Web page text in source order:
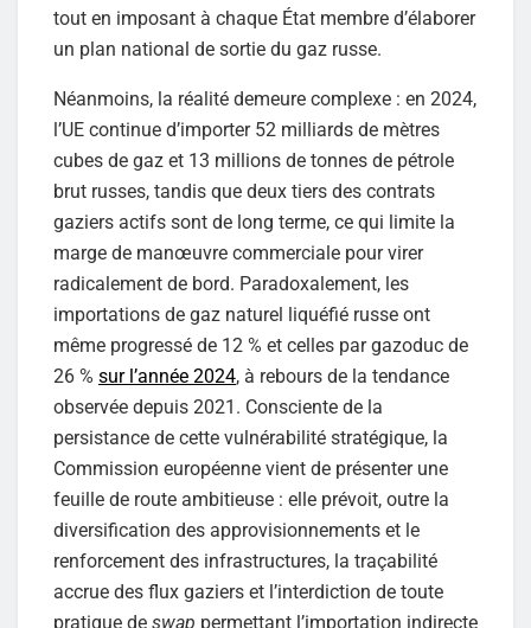
tout en imposant à chaque État membre d’élaborer
un plan national de sortie du gaz russe.
Néanmoins, la réalité demeure complexe : en 2024,
l’UE continue d’importer 52 milliards de mètres
cubes de gaz et 13 millions de tonnes de pétrole
brut russes, tandis que deux tiers des contrats
gaziers actifs sont de long terme, ce qui limite la
marge de manœuvre commerciale pour virer
radicalement de bord. Paradoxalement, les
importations de gaz naturel liquéfié russe ont
même progressé de 12 % et celles par gazoduc de
26 % sur l’année 2024, à rebours de la tendance
observée depuis 2021. Consciente de la
persistance de cette vulnérabilité stratégique, la
Commission européenne vient de présenter une
feuille de route ambitieuse : elle prévoit, outre la
diversification des approvisionnements et le
renforcement des infrastructures, la traçabilité
accrue des flux gaziers et l’interdiction de toute
pratique de swap permettant l’importation indirecte